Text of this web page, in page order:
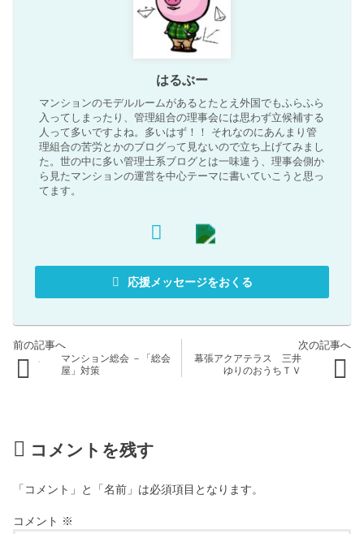
はるぶー
マンションのモデルルームがあるとたとえ外国でもふらふら
入ってしまったり、管理組合の理事会には思わず立候補する
人って多いですよね。多いはず！！ それなのにあんまり管
理組合の苦労とかのブログって見ないので立ち上げてみまし
た。世の中に多い管理士系ブログとは一味違う、理事会側か
ら見たマンションの運営を中心テーマに書いていこうと思っ
てます。
応援メッセージをおくる
マンション総会 －「総会
屋」対策
幕張アクアテラス 三井
ゆりのおうちＴＶ
コメントを残す
「コメント」と「名前」は必須項目となります。
コメント ※